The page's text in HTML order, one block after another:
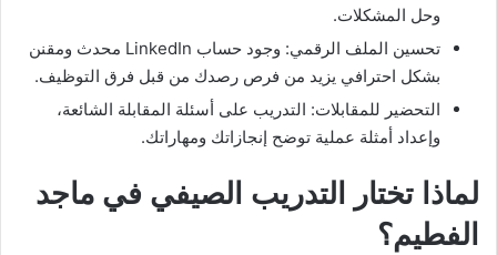
وحل المشكلات.
تحسين الملف الرقمي: وجود حساب LinkedIn محدث ومقنن
بشكل احترافي يزيد من فرص رصدك من قبل فرق التوظيف.
التحضير للمقابلات: التدريب على أسئلة المقابلة الشائعة،
وإعداد أمثلة عملية توضح إنجازاتك ومهاراتك.
لماذا تختار التدريب الصيفي في ماجد
الفطيم؟